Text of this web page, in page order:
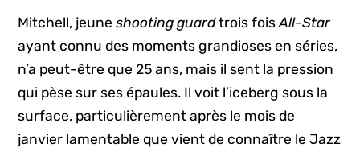
Mitchell, jeuneshooting guardtrois foisAll-Star
ayant connu des moments grandioses en séries,
n’a peut-être que 25 ans, mais il sent la pression
qui pèse sur ses épaules. Il voit l’iceberg sous la
surface, particulièrement après le mois de
janvier lamentable que vient de connaître le Jazz